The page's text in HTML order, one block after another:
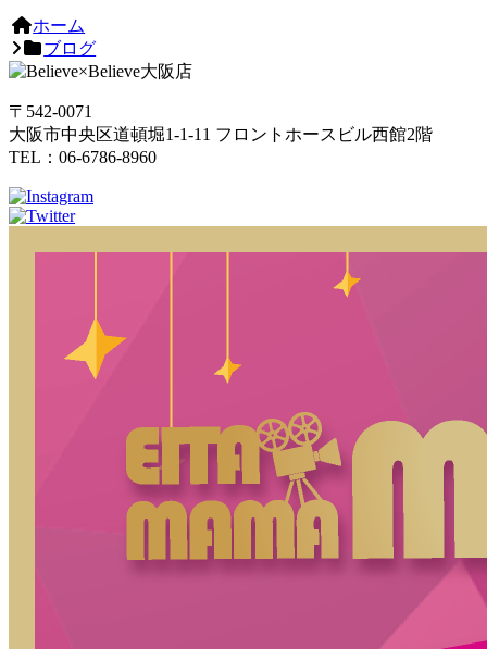
ホーム
ブログ
〒542-0071
大阪市中央区道頓堀1-1-11 フロントホースビル西館2階
TEL：06-6786-8960